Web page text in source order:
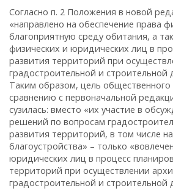
Согласно п. 2 Положения в новой
«направлено на обеспечение права
благоприятную среду обитания, а
физических и юридических лиц в
развития территорий при
градостроительной и строительной
Таким образом, цель
сравнению с первоначальной
сузилась: вместо «их участие в
решений по вопросам
развития территорий, в том числе
благоустройства» – только
юридических лиц в процесс
территорий при осуществлении
градостроительной и строительной